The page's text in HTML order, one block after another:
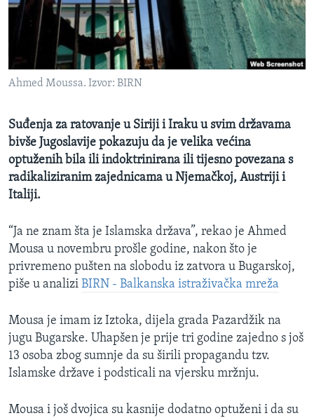
MAGAZIN
O GLASU AMERIKE
Learning English
Jezici
Ahmed Moussa. Izvor: BIRN
Suđenja za ratovanje u Siriji i Iraku u svim državama
bivše Jugoslavije pokazuju da je velika većina
optuženih bila ili indoktrinirana ili tijesno povezana s
radikaliziranim zajednicama u Njemačkoj, Austriji i
Italiji.
“Ja ne znam šta je Islamska država”, rekao je Ahmed
Mousa u novembru prošle godine, nakon što je
privremeno pušten na slobodu iz zatvora u Bugarskoj,
piše u analizi BIRN - Balkanska istraživačka mreža
Mousa je imam iz Iztoka, dijela grada Pazardžik na
jugu Bugarske. Uhapšen je prije tri godine zajedno s još
13 osoba zbog sumnje da su širili propagandu tzv.
Islamske države i podsticali na vjersku mržnju.
Mousa i još dvojica su kasnije dodatno optuženi i da su